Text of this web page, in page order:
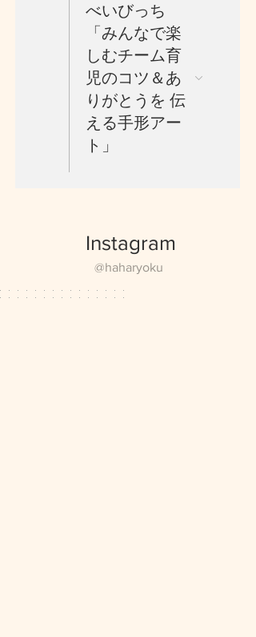
べいびっち
「みんなで楽
しむチーム育
児のコツ＆あ
りがとうを 伝
える手形アー
ト」
Instagram
@haharyoku